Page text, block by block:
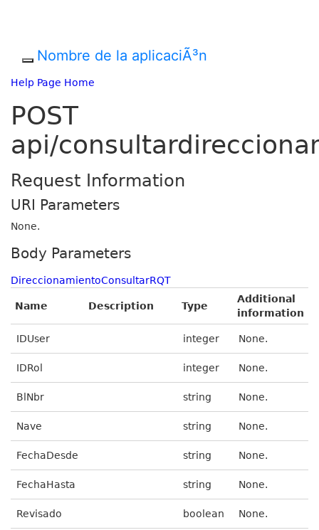
Nombre de la aplicaciÃ³n
Help Page Home
POST
api/
Request Information
URI Parameters
None.
Body Parameters
DireccionamientoConsultarRQT
Name Description Type
Additional
information
IDUser integer None.
IDRol integer None.
BlNbr string None.
Nave string None.
FechaDesde string None.
FechaHasta string None.
Revisado boolean None.